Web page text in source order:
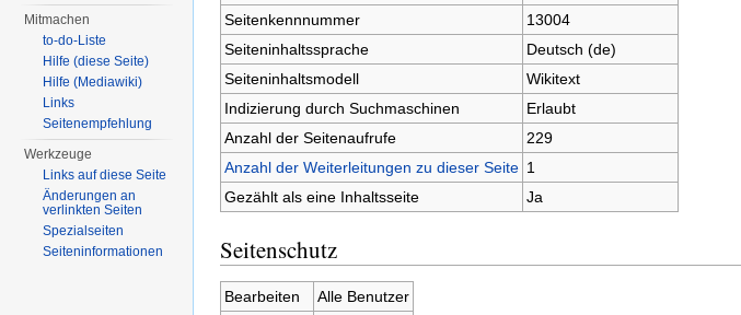
Seitenkennnummer
13004
Seiteninhaltssprache
Deutsch (de)
Seiteninhaltsmodell
Wikitext
Indizierung durch Suchmaschinen
Erlaubt
Anzahl der Seitenaufrufe
229
Anzahl der Weiterleitungen zu dieser Seite 1
Gezählt als eine Inhaltsseite
Ja
Seitenschutz
Bearbeiten
Alle Benutzer
Mitmachen
to-do-Liste
Hilfe (diese Seite)
Hilfe (Mediawiki)
Links
Seitenempfehlung
Werkzeuge
Links auf diese Seite
Änderungen an
verlinkten Seiten
Spezialseiten
Seiteninformationen